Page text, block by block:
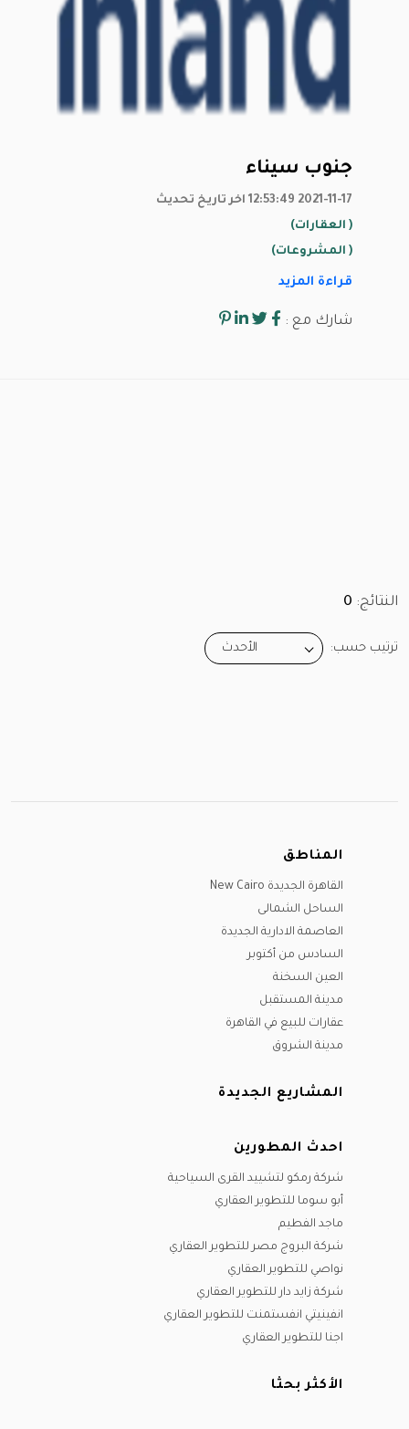
جنوب سيناء
2021-11-17 12:53:49 اخر تاريخ تحديث
( العقارات)
( المشروعات)
قراءة المزيد
شارك مع :
النتائج: 0
ترتيب حسب: الأحدث
المناطق
القاهرة الجديدة New Cairo
الساحل الشمالى
العاصمة الادارية الجديدة
السادس من أكتوبر
العين السخنة
مدينة المستقبل
عقارات للبيع في القاهرة
مدينة الشروق
المشاريع الجديدة
احدث المطورين
شركة رمكو لتشييد القرى السياحية
أبو سوما للتطوير العقاري
ماجد الفطيم
شركة البروج مصر للتطوير العقاري
نواصي للتطوير العقاري
شركة زايد دار للتطوير العقاري
انفينيتي انفستمنت للتطوير العقاري
اجنا للتطوير العقاري
الأكثر بحثا